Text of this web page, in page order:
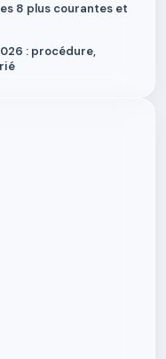
8 plus courantes et
: procédure,